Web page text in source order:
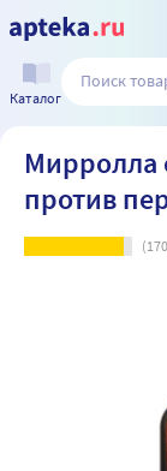
Каталог
Мирролла
против
(170